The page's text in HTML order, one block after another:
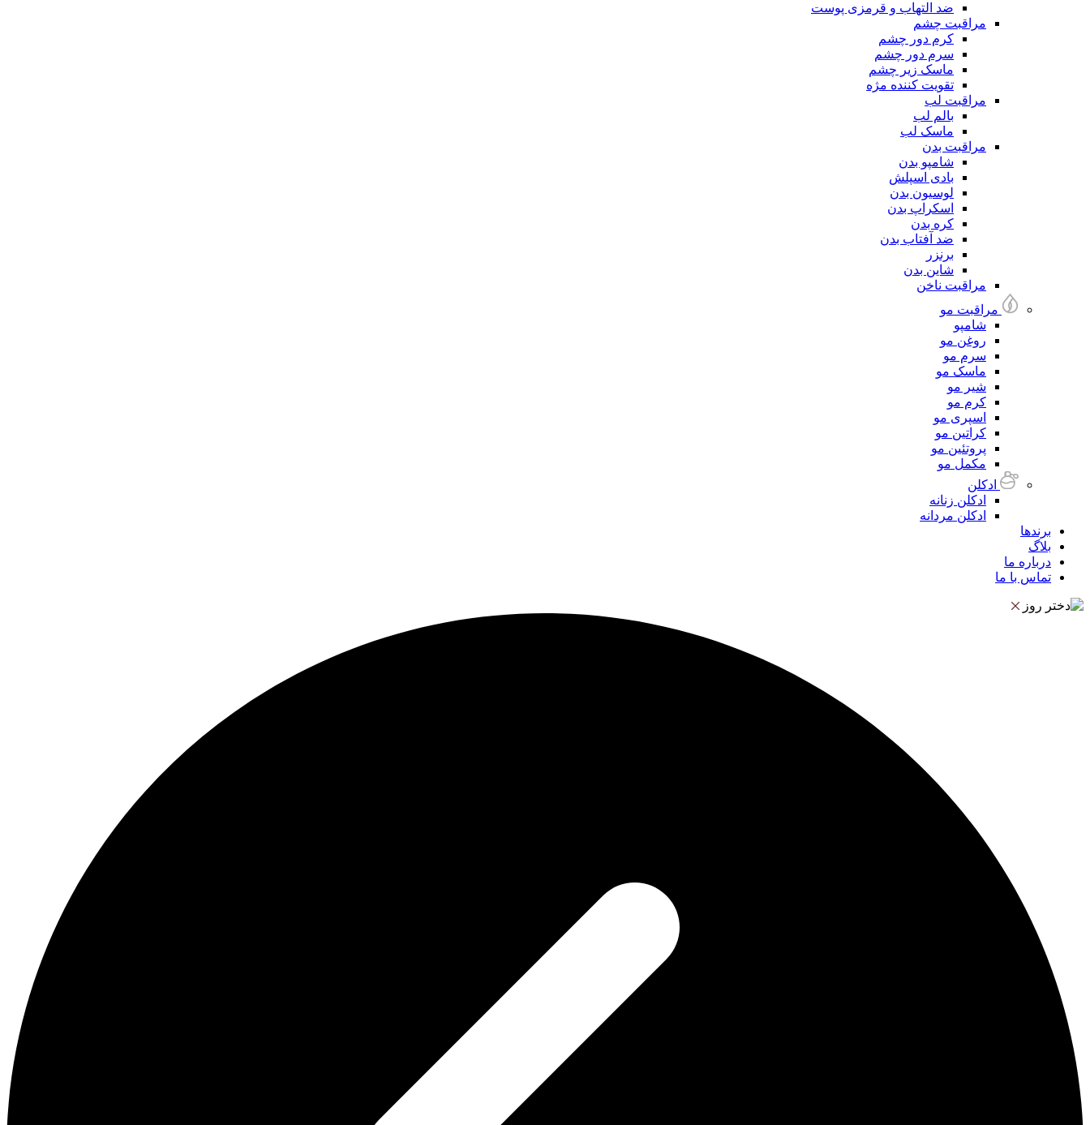
ضد التهاب و قرمزی پوست
مراقبت چشم
کرم دور چشم
سرم دور چشم
ماسک زیر چشم
تقویت کننده مژه
مراقبت لب
بالم لب
ماسک لب
مراقبت بدن
شامپو بدن
بادی اسپلش
لوسیون بدن
اسکراپ بدن
کره بدن
ضد آفتاب بدن
برنزر
شاین بدن
مراقبت ناخن
مراقبت مو
شامپو
روغن مو
سرم مو
ماسک مو
شیر مو
کرم مو
اسپری مو
کراتین مو
پروتئین مو
مکمل مو
ادکلن
ادکلن زنانه
ادکلن مردانه
برندها
بلاگ
درباره ما
تماس با ما